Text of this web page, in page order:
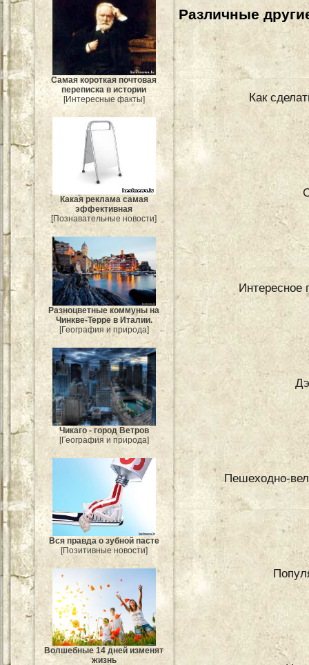
Самая короткая почтовая
переписка в истории
[Интересные факты]
Какая реклама самая
эффективная
[Познавательные новости]
Разноцветные коммуны на
Чинкве-Терре в Италии.
[География и природа]
Чикаго - город Ветров
[География и природа]
Вся правда о зубной пасте
[Позитивные новости]
Волшебные 14 дней изменят
жизнь
Различные
Как
Интересное
Пешеходно-